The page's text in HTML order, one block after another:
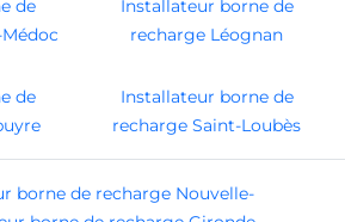
de
Installateur borne de
recharge Léognan
de
Installateur borne de
recharge Saint-Loubès
borne de recharge Nouvelle-